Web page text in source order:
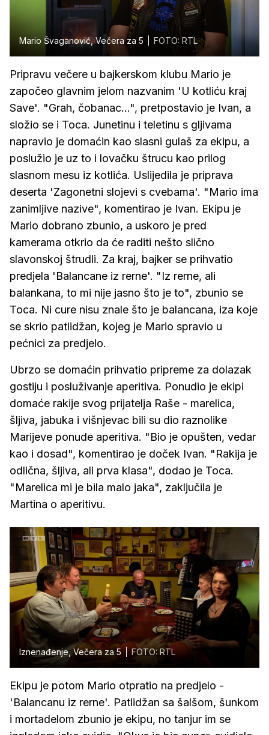
Mario Švaganović, Večera za 5 FOTO: RTL
Pripravu večere u bajkerskom klubu Mario je
započeo glavnim jelom nazvanim 'U kotliću kraj
Save'. "Grah, čobanac...", pretpostavio je Ivan, a
složio se i Toca. Junetinu i teletinu s gljivama
napravio je domaćin kao slasni gulaš za ekipu, a
poslužio je uz to i lovačku štrucu kao prilog
slasnom mesu iz kotlića. Uslijedila je priprava
deserta 'Zagonetni slojevi s cvebama'. "Mario ima
zanimljive nazive", komentirao je Ivan. Ekipu je
Mario dobrano zbunio, a uskoro je pred
kamerama otkrio da će raditi nešto slično
slavonskoj štrudli. Za kraj, bajker se prihvatio
predjela 'Balancane iz rerne'. "Iz rerne, ali
balankana, to mi nije jasno što je to", zbunio se
Toca. Ni cure nisu znale što je balancana, iza koje
se skrio patlidžan, kojeg je Mario spravio u
pećnici za predjelo.
Ubrzo se domaćin prihvatio pripreme za dolazak
gostiju i posluživanje aperitiva. Ponudio je ekipi
domaće rakije svog prijatelja Raše - marelica,
šljiva, jabuka i višnjevac bili su dio raznolike
Marijeve ponude aperitiva. "Bio je opušten, vedar
kao i dosad", komentirao je doček Ivan. "Rakija je
odlična, šljiva, ali prva klasa", dodao je Toca.
"Marelica mi je bila malo jaka", zaključila je
Martina o aperitivu.
Iznenađenje, Večera za 5 FOTO: RTL
Ekipu je potom Mario otpratio na predjelo -
'Balancanu iz rerne'. Patlidžan sa šalšom, šunkom
i mortadelom zbunio je ekipu, no tanjur im se